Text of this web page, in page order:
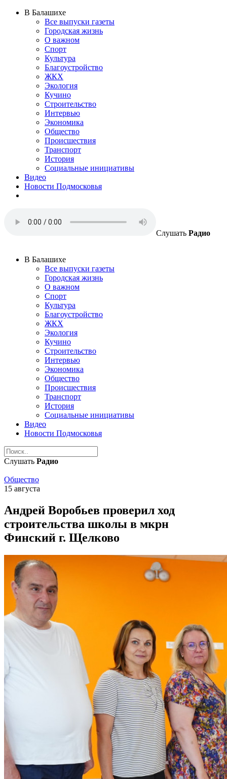
В Балашихе
Все выпуски газеты
Городская жизнь
О важном
Спорт
Культура
Благоустройство
ЖКХ
Экология
Кучино
Строительство
Интервью
Экономика
Общество
Происшествия
Транспорт
История
Социальные инициативы
Видео
Новости Подмосковья
Слушать Радио
В Балашихе
Все выпуски газеты
Городская жизнь
О важном
Спорт
Культура
Благоустройство
ЖКХ
Экология
Кучино
Строительство
Интервью
Экономика
Общество
Происшествия
Транспорт
История
Социальные инициативы
Видео
Новости Подмосковья
Слушать Радио
Общество
15 августа
Андрей Воробьев проверил ход
строительства школы в мкрн
Финский г. Щелково